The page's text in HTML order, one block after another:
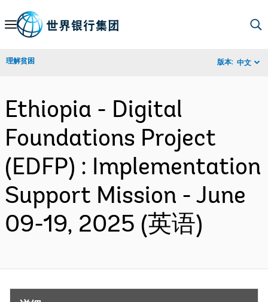
Skip
Navigation
理解贫困 版本: 中文
Ethiopia - Digital
Foundations Project
(EDFP) : Implementation
Support Mission - June
09-19, 2025 (英语)